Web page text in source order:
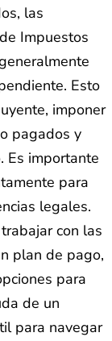
las
Impuestos
Esto
imponer
pagados y
Es importante
para
legales.
con las
plan de pago,
para
de un
para navegar